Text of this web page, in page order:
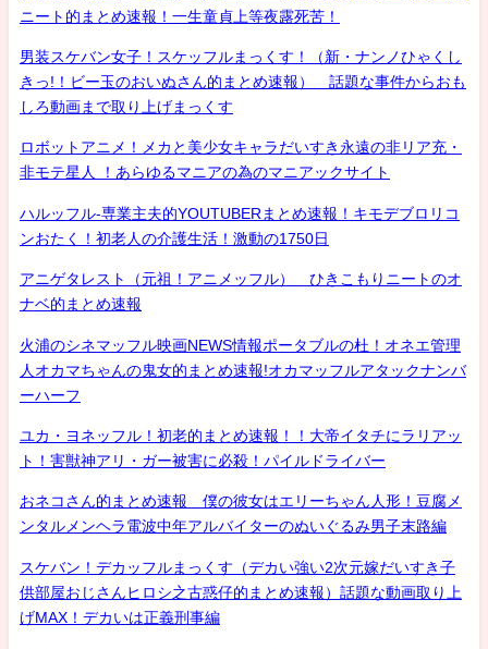
ニート的まとめ速報！一生童貞上等夜露死苦！
男装スケバン女子！スケッフルまっくす！（新・ナンノひゃくし
きっ!！ビー玉のおいぬさん的まとめ速報） 話題な事件からおも
しろ動画まで取り上げまっくす
ロボットアニメ！メカと美少女キャラだいすき永遠の非リア充・
非モテ星人 ！あらゆるマニアの為のマニアックサイト
ハルッフル-専業主夫的YOUTUBERまとめ速報！キモデブロリコ
ンおたく！初老人の介護生活！激動の1750日
アニゲタレスト（元祖！アニメッフル） ひきこもりニートのオ
ナベ的まとめ速報
火浦のシネマッフル映画NEWS情報ポータブルの杜！オネエ管理
人オカマちゃんの鬼女的まとめ速報!オカマッフルアタックナンバ
ーハーフ
ユカ・ヨネッフル！初老的まとめ速報！！大帝イタチにラリアッ
ト！害獣神アリ・ガー被害に必殺！パイルドライバー
おネコさん的まとめ速報 僕の彼女はエリーちゃん人形！豆腐メ
ンタルメンヘラ電波中年アルバイターのぬいぐるみ男子末路編
スケバン！デカッフルまっくす（デカい強い2次元嫁だいすき子
供部屋おじさんヒロシ之古惑仔的まとめ速報）話題な動画取り上
げMAX！デカいは正義刑事編